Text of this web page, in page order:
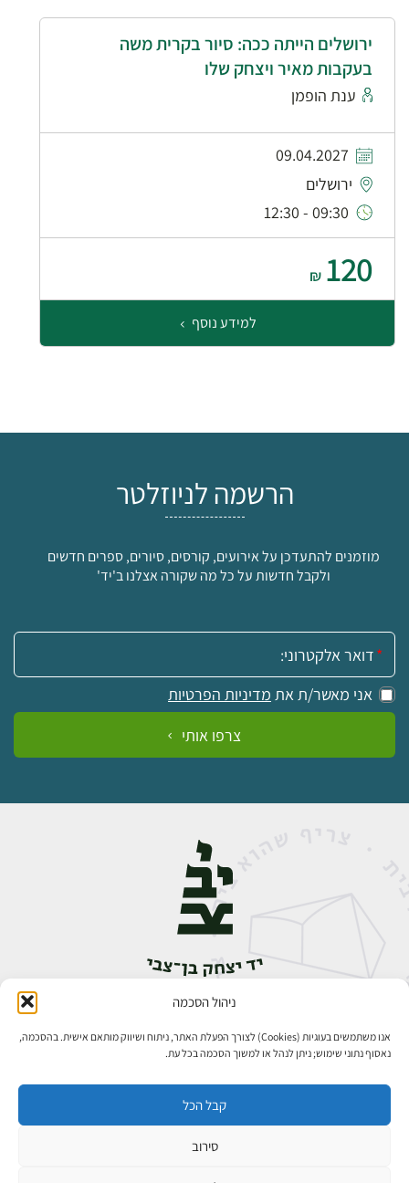
ניהול הסכמה
אנו משתמשים בעוגיות (Cookies) לצורך הפעלת האתר, ניתוח ושיווק מותאם אישית. בהסכמה,
נאסוף נתוני שימוש; ניתן לנהל או למשוך הסכמה בכל עת.
קבל הכל
סירוב
ירושלים הייתה ככה: סיור בקרית משה
בעקבות מאיר ויצחק שלו
ענת הופמן
09.04.2027
ירושלים
09:30 - 12:30
120
₪
למידע נוסף
הרשמה לניוזלטר
מוזמנים להתעדכן על אירועים, קורסים, סיורים, ספרים חדשים
ולקבל חדשות על כל מה שקורה אצלנו ב'יד'
אימייל:
אני מאשר/ת את מדיניות הפרטיות
צרפו אותי
אבן גבירול 14, רחביה, ירושלים